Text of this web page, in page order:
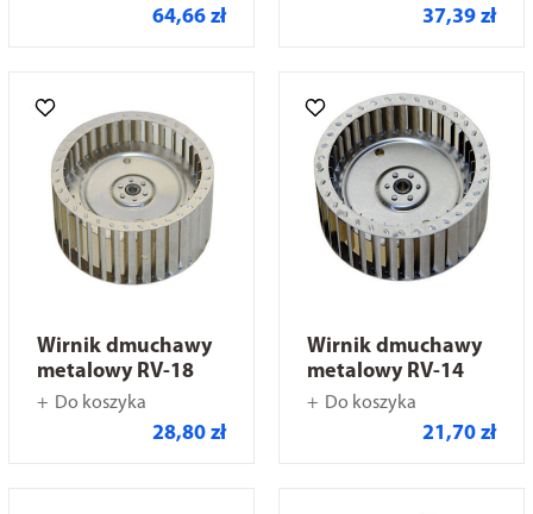
64,66 zł 37,39 zł
Wirnik dmuchawy
metalowy RV-18
Do koszyka
28,80 zł
Wirnik dmuchawy
metalowy RV-14
Do koszyka
21,70 zł